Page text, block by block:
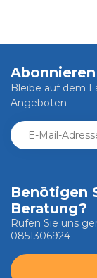
Benötigen
Beratung?
Rufen Sie uns
0851306924
Bleibe auf dem
Angeboten